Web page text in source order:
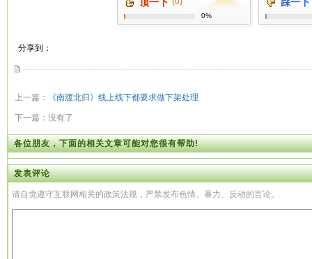
0%
分享到：
上一篇： 《南渡北归》线上线下都要求做下架处理
下一篇：没有了
各位朋友，下面的相关文章可能对您很有帮助!
发表评论
请自觉遵守互联网相关的政策法规，严禁发布色情、暴力、反动的言论。